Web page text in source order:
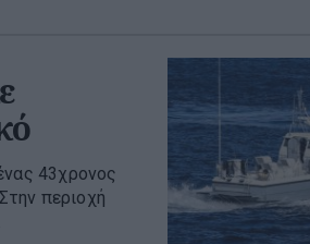
43χρονος
περιοχή